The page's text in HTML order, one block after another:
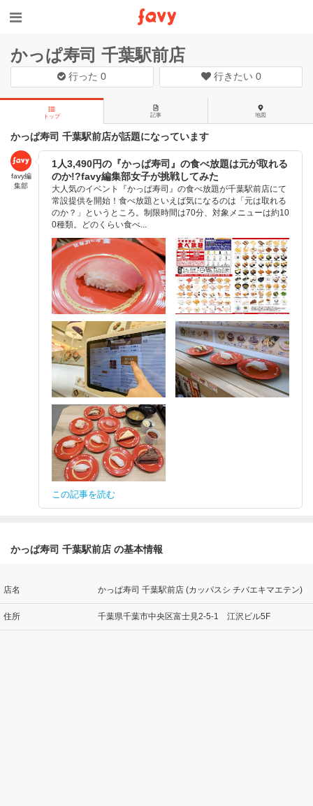
かっぱ寿司 千葉駅前店
行った0 行きたい 0
トップ 記事 地図
かっぱ寿司 千葉駅前店が話題になっています
favy編
集部
1人3,490円の『かっぱ寿司』の食べ放題は元が取れる
のか!?favy編集部女子が挑戦してみた
大人気のイベント『かっぱ寿司』の食べ放題が千葉駅前店にて
常設提供を開始！食べ放題といえば気になるのは「元は取れる
のか？」というところ。制限時間は70分、対象メニューは約10
0種類。どのくらい食べ...
この記事を読む
かっぱ寿司 千葉駅前店 の基本情報
店名 かっぱ寿司 千葉駅前店 (カッパスシ チバエキマエテン)
住所 千葉県千葉市中央区富士見2-5-1 江沢ビル5F